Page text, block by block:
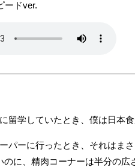
ードver.
留学していたとき、僕は日本
パーに行ったとき、それはま
のに、精肉コーナーは半分の